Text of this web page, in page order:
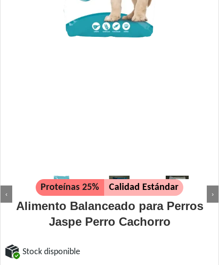
‹ ›
Proteínas 25% Calidad Estándar
Alimento Balanceado para Perros
Jaspe Perro Cachorro
Stock disponible